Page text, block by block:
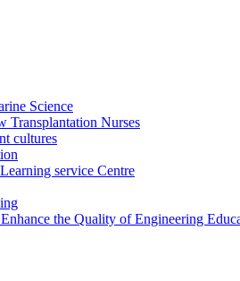
Science
Nurses
cultures
service Centre
the Quality of Engineering